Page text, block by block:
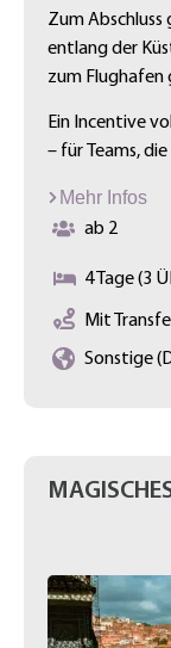
Zum
entlang der
zum Flughafen
Ein Incentive
– für Teams,
Mehr Infos
ab 2
4 Tage (3
Mit
Sonstige